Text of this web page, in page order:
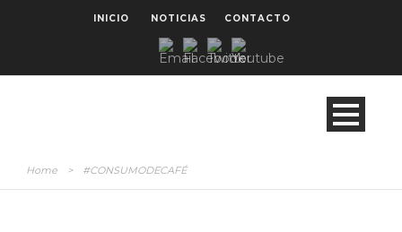
INICIO NOTICIAS CONTACTO
Home > #CONSUMODECAFÉ